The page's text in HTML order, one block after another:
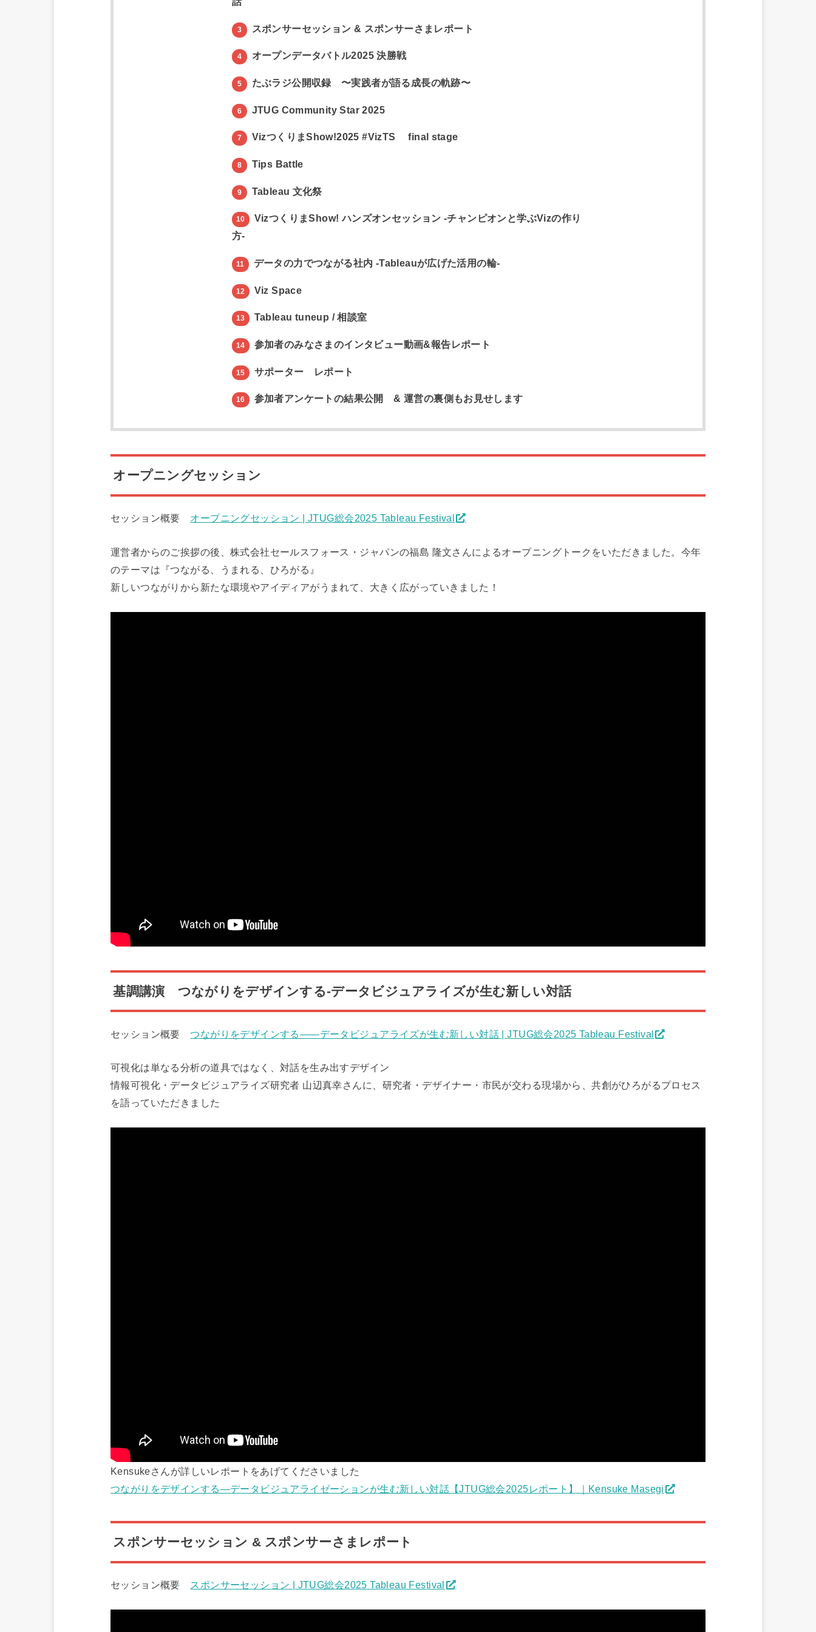
3 スポンサーセッション & スポンサーさまレポート
4 オープンデータバトル2025 決勝戦
5 たぶラジ公開収録 〜実践者が語る成長の軌跡〜
6 JTUG Community Star 2025
7 VizつくりまShow!2025 #VizTS final stage
8 Tips Battle
9 Tableau 文化祭
10
VizつくりまShow! ハンズオンセッション -チャンピオンと学ぶVizの作り
方-
11 データの力でつながる社内 -Tableauが広げた活用の輪-
12 Viz Space
13 Tableau tuneup / 相談室
14 参加者のみなさまのインタビュー動画&報告レポート
15 サポーター レポート
16 参加者アンケートの結果公開 & 運営の裏側もお見せします
オープニングセッション
セッション概要 オープニングセッション | JTUG総会2025 Tableau Festival
運営者からのご挨拶の後、株式会社セールスフォース・ジャパンの福島 隆文さんによるオープニングトークをいただきました。今年
のテーマは『つながる、うまれる、ひろがる』
新しいつながりから新たな環境やアイディアがうまれて、大きく広がっていきました！
基調講演 つながりをデザインする-データビジュアライズが生む新しい対話
セッション概要つながりをデザインする——データビジュアライズが生む新しい対話 | JTUG総会2025 Tableau Festival
可視化は単なる分析の道具ではなく、対話を生み出すデザイン
情報可視化・データビジュアライズ研究者 山辺真幸さんに、研究者・デザイナー・市民が交わる現場から、共創がひろがるプロセス
を語っていただきました
Kensukeさんが詳しいレポートをあげてくださいました
つながりをデザインする—データビジュアライゼーションが生む新しい対話【JTUG総会2025レポート】｜Kensuke Masegi
スポンサーセッション & スポンサーさまレポート
セッション概要 スポンサーセッション | JTUG総会2025 Tableau Festival